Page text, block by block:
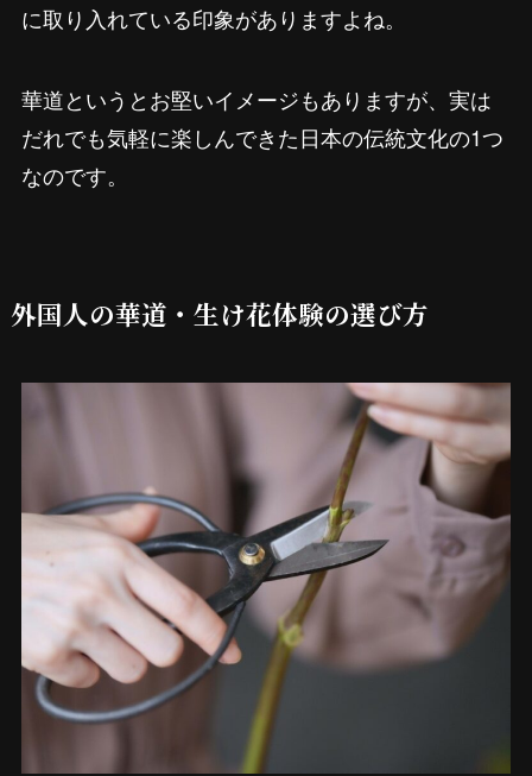
に取り入れている印象がありますよね。
華道というとお堅いイメージもありますが、実は
だれでも気軽に楽しんできた日本の伝統文化の1つ
なのです。
外国人の華道・生け花体験の選び方